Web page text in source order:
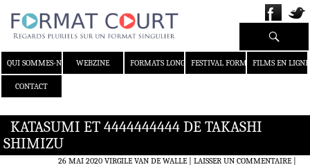
QUI SOMMES-NOUS ?WEBZINE FORMATS LONGS FESTIVAL FORMAT COURT
FILMS EN LIGNE
CONTACT
Recherche
KATASUMI ET 4444444444 DE TAKASHI
SHIMIZU
26 MAI 2020 VIRGILE VAN DE WALLE LAISSER UN COMMENTAIRE|